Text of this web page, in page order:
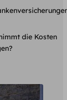
die Kosten